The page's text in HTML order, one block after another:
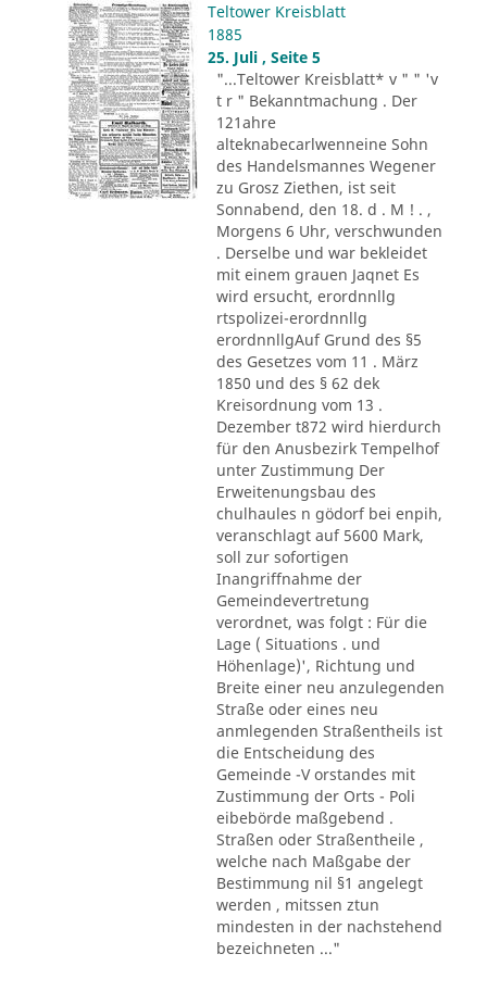
Teltower Kreisblatt
1885
25. Juli , Seite 5
"...Teltower Kreisblatt* v " " 'v
t r " Bekanntmachung . Der
121ahre
alteknabecarlwenneine Sohn
des Handelsmannes Wegener
zu Grosz Ziethen, ist seit
Sonnabend, den 18. d . M ! . ,
Morgens 6 Uhr, verschwunden
. Derselbe und war bekleidet
mit einem grauen Jaqnet Es
wird ersucht, erordnnllg
rtspolizei-erordnnllg
erordnnllgAuf Grund des §5
des Gesetzes vom 11 . März
1850 und des § 62 dek
Kreisordnung vom 13 .
Dezember t872 wird hierdurch
für den Anusbezirk Tempelhof
unter Zustimmung Der
Erweitenungsbau des
chulhaules n gödorf bei enpih,
veranschlagt auf 5600 Mark,
soll zur sofortigen
Inangriffnahme der
Gemeindevertretung
verordnet, was folgt : Für die
Lage ( Situations . und
Höhenlage)', Richtung und
Breite einer neu anzulegenden
Straße oder eines neu
anmlegenden Straßentheils ist
die Entscheidung des
Gemeinde -V orstandes mit
Zustimmung der Orts - Poli
eibebörde maßgebend .
Straßen oder Straßentheile ,
welche nach Maßgabe der
Bestimmung nil §1 angelegt
werden , mitssen ztun
mindesten in der nachstehend
bezeichneten ..."